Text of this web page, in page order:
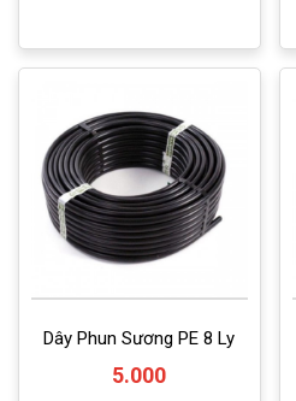
Dây Phun Sương PE 8 Ly
5.000